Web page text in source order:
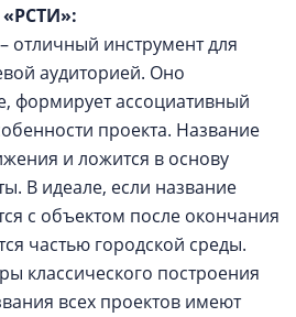
отличный инструмент для
аудиторией. Оно
формирует ассоциативный
проекта. Название
и ложится в основу
В идеале, если название
с объектом после окончания
частью городской среды.
классического построения
всех проектов имеют